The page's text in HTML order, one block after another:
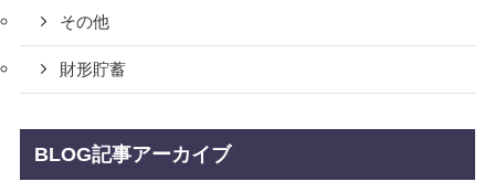
その他
財形貯蓄
BLOG記事アーカイブ